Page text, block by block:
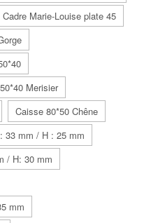
Cadre Marie-Louise plate 45
Merisier
Caisse 80*50 Chêne
33 mm / H : 25 mm
/ H: 30 mm
mm